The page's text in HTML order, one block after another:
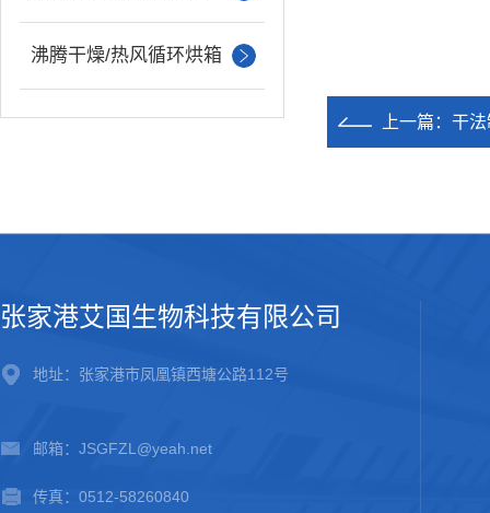
沸腾干燥/热风循环烘箱
上一篇： 干
张家港艾国生物科技有限公司
地址：张家港市凤凰镇西塘公路112号
邮箱：JSGFZL@yeah.net
传真：0512-58260840